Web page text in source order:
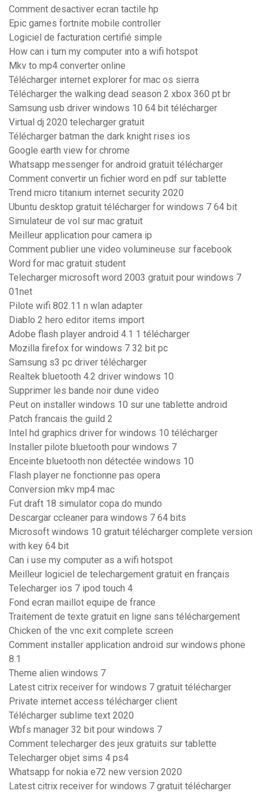
Comment desactiver ecran tactile hp
Epic games fortnite mobile controller
Logiciel de facturation certifié simple
How can i turn my computer into a wifi hotspot
Mkv to mp4 converter online
Télécharger internet explorer for mac os sierra
Télécharger the walking dead season 2 xbox 360 pt br
Samsung usb driver windows 10 64 bit télécharger
Virtual dj 2020 telecharger gratuit
Télécharger batman the dark knight rises ios
Google earth view for chrome
Whatsapp messenger for android gratuit télécharger
Comment convertir un fichier word en pdf sur tablette
Trend micro titanium internet security 2020
Ubuntu desktop gratuit télécharger for windows 7 64 bit
Simulateur de vol sur mac gratuit
Meilleur application pour camera ip
Comment publier une video volumineuse sur facebook
Word for mac gratuit student
Telecharger microsoft word 2003 gratuit pour windows 7
01net
Pilote wifi 802.11 n wlan adapter
Diablo 2 hero editor items import
Adobe flash player android 4.1 1 télécharger
Mozilla firefox for windows 7 32 bit pc
Samsung s3 pc driver télécharger
Realtek bluetooth 4.2 driver windows 10
Supprimer les bande noir dune video
Peut on installer windows 10 sur une tablette android
Patch francais the guild 2
Intel hd graphics driver for windows 10 télécharger
Installer pilote bluetooth pour windows 7
Enceinte bluetooth non détectée windows 10
Flash player ne fonctionne pas opera
Conversion mkv mp4 mac
Fut draft 18 simulator copa do mundo
Descargar ccleaner para windows 7 64 bits
Microsoft windows 10 gratuit télécharger complete version
with key 64 bit
Can i use my computer as a wifi hotspot
Meilleur logiciel de telechargement gratuit en français
Telecharger ios 7 ipod touch 4
Fond ecran maillot equipe de france
Traitement de texte gratuit en ligne sans téléchargement
Chicken of the vnc exit complete screen
Comment installer application android sur windows phone
8.1
Theme alien windows 7
Latest citrix receiver for windows 7 gratuit télécharger
Private internet access télécharger client
Télécharger sublime text 2020
Wbfs manager 32 bit pour windows 7
Comment telecharger des jeux gratuits sur tablette
Telecharger objet sims 4 ps4
Whatsapp for nokia e72 new version 2020
Latest citrix receiver for windows 7 gratuit télécharger